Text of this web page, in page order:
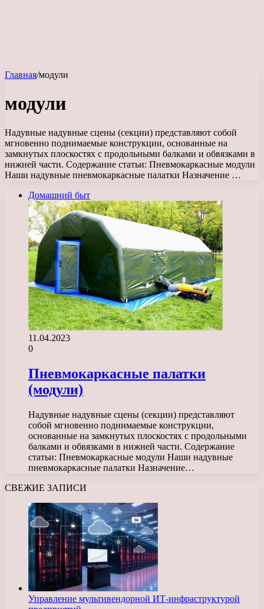
Главная/модули
модули
Надувные надувные сцены (секции) представляют собой
мгновенно поднимаемые конструкции, основанные на
замкнутых плоскостях с продольными балками и обвязками в
нижней части. Содержание статьи: Пневмокаркасные модули
Наши надувные пневмокаркасные палатки Назначение …
Домашний быт
11.04.2023
0
Пневмокаркасные палатки
(модули)
Надувные надувные сцены (секции) представляют
собой мгновенно поднимаемые конструкции,
основанные на замкнутых плоскостях с продольными
балками и обвязками в нижней части. Содержание
статьи: Пневмокаркасные модули Наши надувные
пневмокаркасные палатки Назначение…
СВЕЖИЕ ЗАПИСИ
Управление мультивендорной ИТ-инфраструктурой